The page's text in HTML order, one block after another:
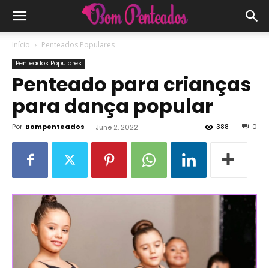
Início Penteados Populares
Penteados Populares
Penteado para crianças
para dança popular
Por Bompenteados - June 2, 2022 0
388